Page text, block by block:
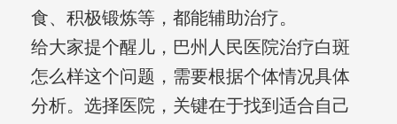
食、积极锻炼等，都能辅助治疗。
给大家提个醒儿，巴州人民医院治疗白斑
怎么样这个问题，需要根据个体情况具体
分析。选择医院，关键在于找到适合自己